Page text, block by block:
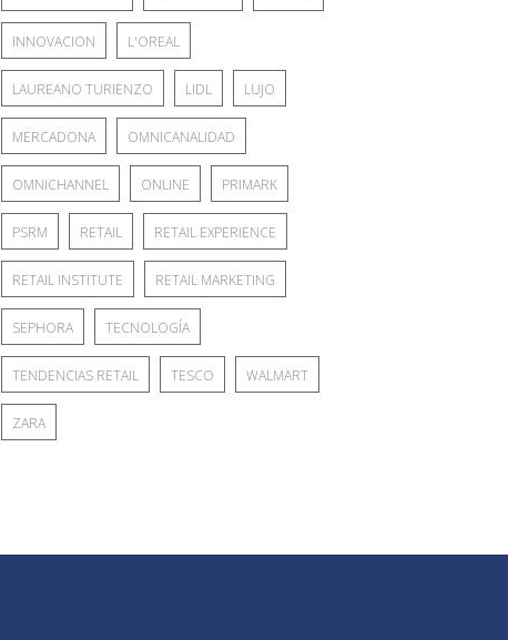
INNOVACION L'OREAL
LAUREANO TURIENZO LIDL LUJO
MERCADONA OMNICANALIDAD
OMNICHANNEL ONLINE PRIMARK
PSRM RETAIL RETAIL EXPERIENCE
RETAIL INSTITUTE RETAIL MARKETING
SEPHORA TECNOLOGÍA
TENDENCIAS RETAIL TESCO WALMART
ZARA